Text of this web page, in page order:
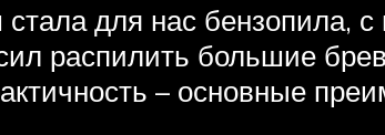
для нас бензопила,
распилить большие
– основные